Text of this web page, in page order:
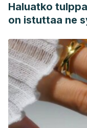
Haluatko
on istuttaa ne